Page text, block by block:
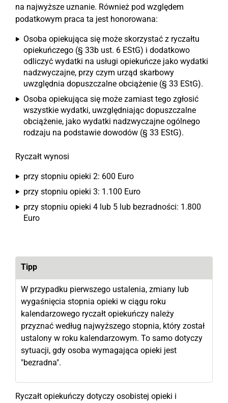
na najwyższe uznanie. Również pod względem
podatkowym praca ta jest honorowana:
Osoba opiekująca się może skorzystać z ryczałtu
opiekuńczego (§ 33b ust. 6 EStG) i dodatkowo
odliczyć wydatki na usługi opiekuńcze jako wydatki
nadzwyczajne, przy czym urząd skarbowy
uwzględnia dopuszczalne obciążenie (§ 33 EStG).
Osoba opiekująca się może zamiast tego zgłosić
wszystkie wydatki, uwzględniając dopuszczalne
obciążenie, jako wydatki nadzwyczajne ogólnego
rodzaju na podstawie dowodów (§ 33 EStG).
Ryczałt wynosi
przy stopniu opieki 2: 600 Euro
przy stopniu opieki 3: 1.100 Euro
przy stopniu opieki 4 lub 5 lub bezradności: 1.800
Euro
Tipp
W przypadku pierwszego ustalenia, zmiany lub
wygaśnięcia stopnia opieki w ciągu roku
kalendarzowego ryczałt opiekuńczy należy
przyznać według najwyższego stopnia, który został
ustalony w roku kalendarzowym. To samo dotyczy
sytuacji, gdy osoba wymagająca opieki jest
"bezradna".
Ryczałt opiekuńczy dotyczy osobistej opieki i